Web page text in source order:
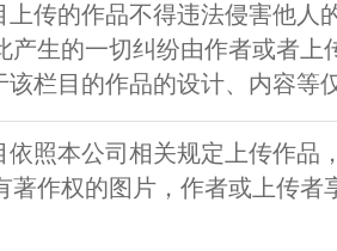
上传的作品不得违法侵害他人
产生的一切纠纷由作者或者上
该栏目的作品的设计、内容等
依照本公司相关规定上传作品
著作权的图片，作者或上传者